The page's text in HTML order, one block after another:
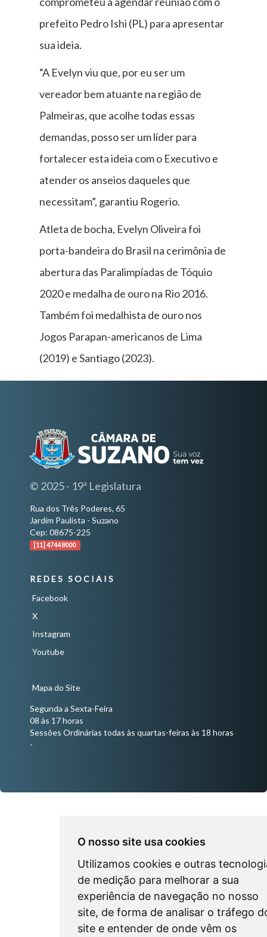
O nosso site usa cookies
Utilizamos cookies e outras
de medição para melhorar a sua
experiência de navegação no nosso
site, de forma de analisar o tráfego
site e entender de onde vêm os
prefeito Pedro Ishi (PL) para apresentar
sua ideia.
“A Evelyn viu que, por eu ser um
vereador bem atuante na região de
Palmeiras, que acolhe todas essas
demandas, posso ser um líder para
fortalecer esta ideia com o Executivo e
atender os anseios daqueles que
necessitam”, garantiu Rogerio.
Atleta de bocha, Evelyn Oliveira foi
porta-bandeira do Brasil na cerimônia de
abertura das Paralimpíadas de Tóquio
2020 e medalha de ouro na Rio 2016.
Também foi medalhista de ouro nos
Jogos Parapan-americanos de Lima
(2019) e Santiago (2023).
© 2025 - 19ª Legislatura
Rua dos Três Poderes, 65
Jardim Paulista - Suzano
Cep: 08675-225
[11] 4744 8000
REDES SOCIAIS
Facebook
X
Instagram
Youtube
Mapa do Site
Segunda a Sexta-Feira
08 às 17 horas
Sessões Ordinárias todas às quartas-feiras às 18 horas
-